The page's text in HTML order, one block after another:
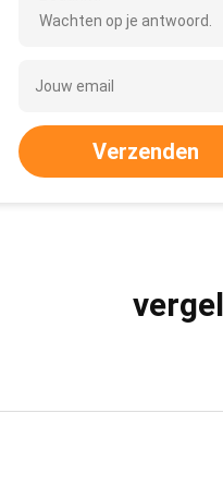
Wachten op je antwoord.
Verzenden